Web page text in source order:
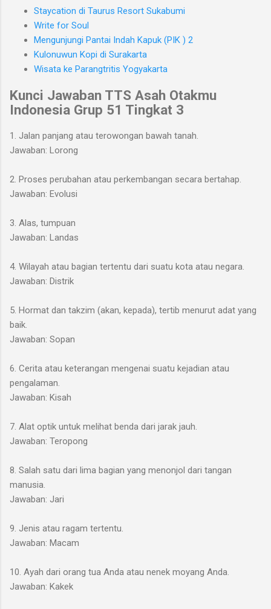
Staycation di Taurus Resort Sukabumi
Write for Soul
Mengunjungi Pantai Indah Kapuk (PIK ) 2
Kulonuwun Kopi di Surakarta
Wisata ke Parangtritis Yogyakarta
Kunci Jawaban TTS Asah Otakmu
Indonesia Grup 51 Tingkat 3
1. Jalan panjang atau terowongan bawah tanah.
Jawaban: Lorong
2. Proses perubahan atau perkembangan secara bertahap.
Jawaban: Evolusi
3. Alas, tumpuan
Jawaban: Landas
4. Wilayah atau bagian tertentu dari suatu kota atau negara.
Jawaban: Distrik
5. Hormat dan takzim (akan, kepada), tertib menurut adat yang
baik.
Jawaban: Sopan
6. Cerita atau keterangan mengenai suatu kejadian atau
pengalaman.
Jawaban: Kisah
7. Alat optik untuk melihat benda dari jarak jauh.
Jawaban: Teropong
8. Salah satu dari lima bagian yang menonjol dari tangan
manusia.
Jawaban: Jari
9. Jenis atau ragam tertentu.
Jawaban: Macam
10. Ayah dari orang tua Anda atau nenek moyang Anda.
Jawaban: Kakek